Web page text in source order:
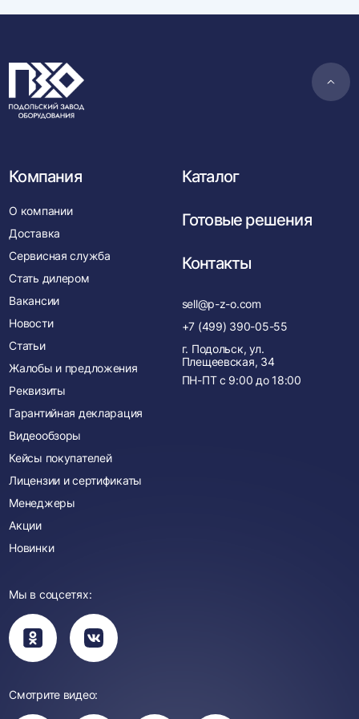
в
Компания
О компании
Доставка
Сервисная служба
Стать дилером
Вакансии
Новости
Статьи
Жалобы и предложения
Реквизиты
Гарантийная декларация
Видеообзоры
Кейсы покупателей
Лицензии и сертификаты
Менеджеры
Акции
Новинки
Каталог
Готовые решения
Контакты
sell@p-z-o.com
+7 (499) 390-05-55
г. Подольск, ул.
Плещеевская, 34
ПН-ПТ с 9:00 до 18:00
Мы в соцсетях:
Вы
перейдете
в
группу
Вы
перейдете
в
группу
Смотрите видео: